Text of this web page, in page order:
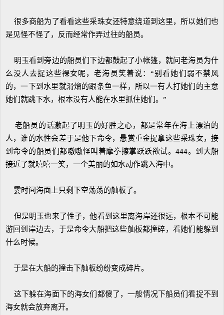
很多商船为了看看这些采珠女还特意绕道到这里，所以她们也
是见怪不怪了，反而经常作弄过往的船员。
明玉看到旁边的船员们下边都鼓起了小帐篷，就问老海员为什
么没人去捉这些裸女呢，老海员笑着说：“别看她们弱不禁风
的，一下到水里就滑熘的跟条鱼一样，所以一有人打她们的主意
她们就跳下水，根本没有人能在水里抓住她们。”
老船员的话激起了明玉的好胜之心，都是常年在海上漂泊的
人，谁的水性会差于是他下命令，悬赏重金捉拿这些采珠女，接
到命令的船员们都嗷嗷怪叫着摩拳擦掌跃跃欲试。444。到大船
接近了就嘻嘻一笑，一个美丽的如水动作跳入海中。
霎时间海面上只剩下空荡荡的舢板了。
但是明玉也来了性子，他看到这里离海岸还很远，根本不可能
游回到岸边去，于是命令大船把这些舢板都撞碎，看她们能躲到
什么时候。
于是在大船的撞击下舢板纷纷变成碎片。
这下躲在海面下的海女们都傻了，一般情况下船员们看捉不到
海女就会放弃离开。